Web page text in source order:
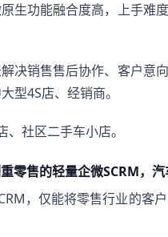
生功能融合度高，上手难
决销售售后协作、客户意
型4S店、经销商。
社区二手车小店。
零售的轻量企微SCRM，
，仅能将零售行业的客